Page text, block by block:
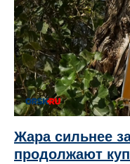
Жара сильнее
продолжают